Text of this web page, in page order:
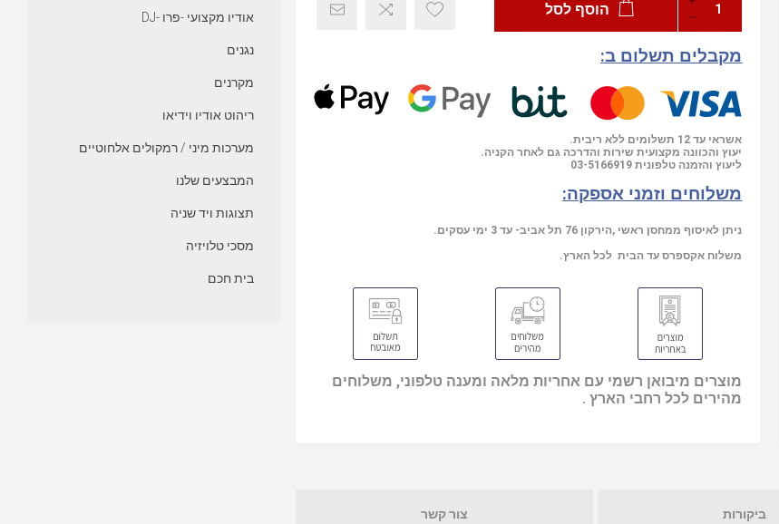
הוסף לסל
מקבלים תשלום ב:
אשראי עד 12 תשלומים ללא ריבית.
יעוץ והכוונה מקצועית שירות והדרכה גם לאחר הקניה.
ליעוץ והזמנה טלפונית 03-5166919
משלוחים וזמני אספקה:
ניתן לאיסוף ממחסן ראשי ,הירקון 76 תל אביב- עד 3 ימי עסקים.
משלוח אקספרס עד הבית לכל הארץ.
מוצרים מיבואן רשמי עם אחריות מלאה ומענה טלפוני, משלוחים
מהירים לכל רחבי הארץ .
ביקורות צור קשר
אודיו מקצועי -פרו -DJ
נגנים
מקרנים
ריהוט אודיו וידיאו
מערכות מיני / רמקולים אלחוטיים
המבצעים שלנו
תצוגות ויד שניה
מסכי טלויזיה
בית חכם